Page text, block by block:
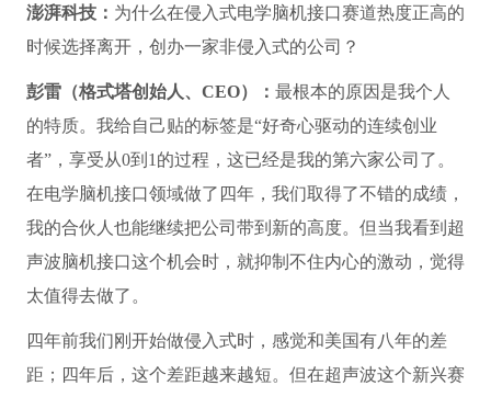
澎湃科技： 为什么在侵入式电学脑机接口赛道热度正高的
时候选择离开，创办一家非侵入式的公司？
彭雷（格式塔创始人、CEO）： 最根本的原因是我个人
的特质。我给自己贴的标签是“好奇心驱动的连续创业
者”，享受从0到1的过程，这已经是我的第六家公司了。
在电学脑机接口领域做了四年，我们取得了不错的成绩，
我的合伙人也能继续把公司带到新的高度。但当我看到超
声波脑机接口这个机会时，就抑制不住内心的激动，觉得
太值得去做了。
四年前我们刚开始做侵入式时，感觉和美国有八年的差
距；四年后，这个差距越来越短。但在超声波这个新兴赛